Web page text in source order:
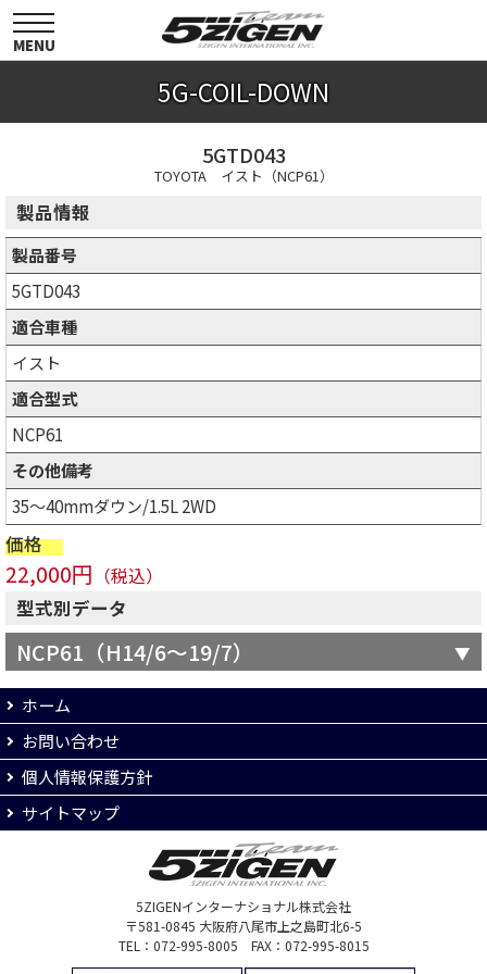
toggle
navigation
MENU
5G-COIL-DOWN
5GTD043
TOYOTA イスト（NCP61）
製品情報
製品番号
5GTD043
適合車種
イスト
適合型式
NCP61
その他備考
35～40mmダウン/1.5L 2WD
価格
22,000円 （税込）
型式別データ
NCP61（H14/6～19/7）
ホーム
お問い合わせ
個人情報保護方針
サイトマップ
5ZIGENインターナショナル株式会社
〒581-0845 大阪府八尾市上之島町北6-5
TEL：072-995-8005 FAX：072-995-8015